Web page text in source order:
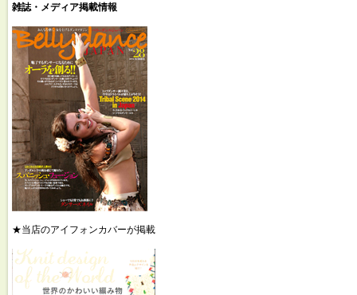
雑誌・メディア掲載情報
★当店のアイフォンカバーが掲載